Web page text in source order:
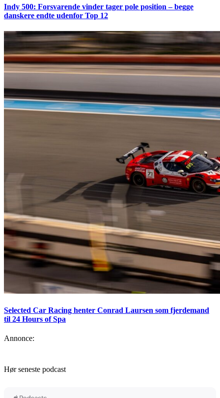
Indy 500: Forsvarende vinder tager pole position – begge
danskere endte udenfor Top 12
Selected Car Racing henter Conrad Laursen som fjerdemand
til 24 Hours of Spa
Annonce:
Hør seneste podcast